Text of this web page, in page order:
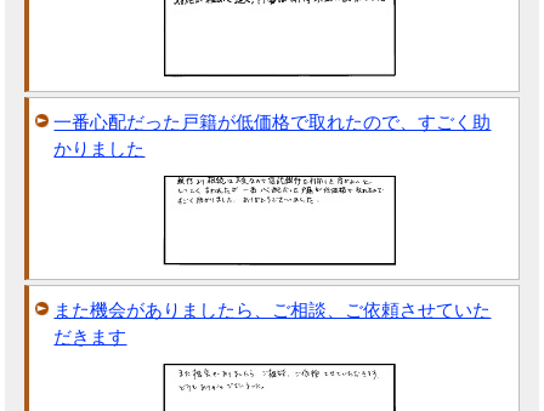
一番心配だった戸籍が低価格で取れたので、すごく助
かりました
また機会がありましたら、ご相談、ご依頼させていた
だきます